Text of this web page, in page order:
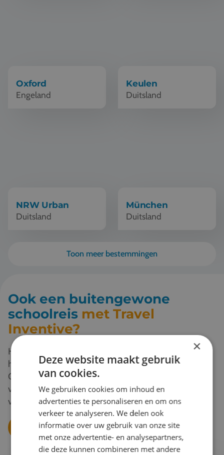
Oxford
Engeland
Keulen
Duitsland
NRW Urban
Duitsland
München
Duitsland
Toon meer bestemmingen
Ook een buitengewone
schoolreis met Travel
Inventive?
Heb je schoolreisplannen? Stuur mij een mail en ik
help je verder om het beste uit je schoolreis te halen.
Of vraag direct een offerte aan. Je ontvangt een
verrassend advies, gebaseerd op jouw persoonlijke
voorkeuren.
Vraag een offerte aan
×
Deze website maakt gebruik
van cookies.
We gebruiken cookies om inhoud en
advertenties te personaliseren en om ons
verkeer te analyseren. We delen ook
informatie over uw gebruik van onze site
met onze advertentie- en analysepartners,
die deze kunnen combineren met andere